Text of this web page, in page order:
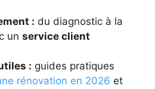
: du diagnostic à la
un service client
: guides pratiques
rénovation en 2026 et